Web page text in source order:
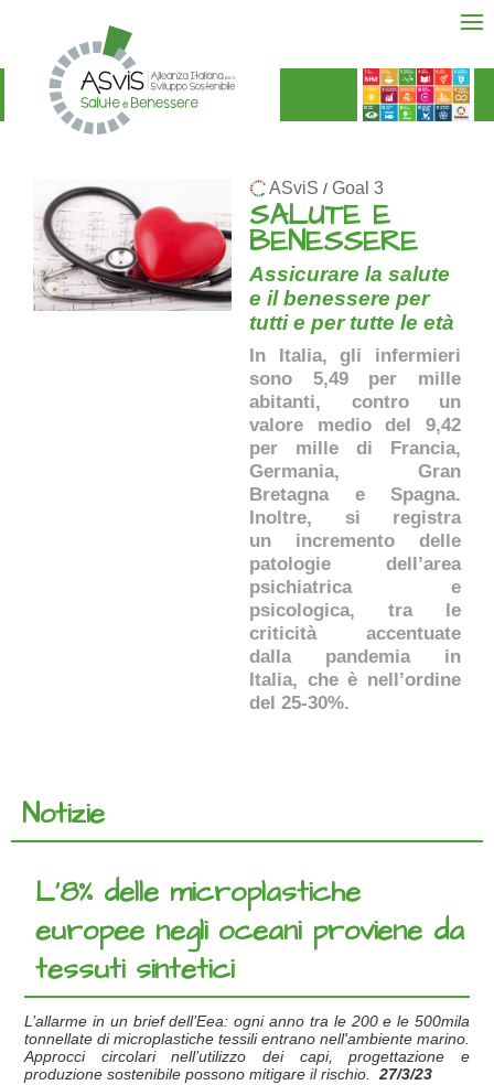
ASviS / Goal 3
SALUTE E
BENESSERE
Assicurare la salute
e il benessere per
tutti e per tutte le età
In Italia, gli infermieri
sono 5,49 per mille
abitanti, contro un
valore medio del 9,42
per mille di Francia,
Germania, Gran
Bretagna e Spagna.
Inoltre, si registra
un incremento delle
patologie dell’area
psichiatrica e
psicologica, tra le
criticità accentuate
dalla pandemia in
Italia, che è nell’ordine
del 25-30%.
Notizie
L’8% delle microplastiche
europee negli oceani proviene da
tessuti sintetici
L’allarme in un brief dell’Eea: ogni anno tra le 200 e le 500mila
tonnellate di microplastiche tessili entrano nell'ambiente marino.
Approcci circolari nell’utilizzo dei capi, progettazione e
produzione sostenibile possono mitigare il rischio. 27/3/23